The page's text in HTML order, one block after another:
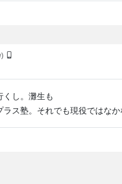
くし。灘生も
ス塾。それでも現役ではなか